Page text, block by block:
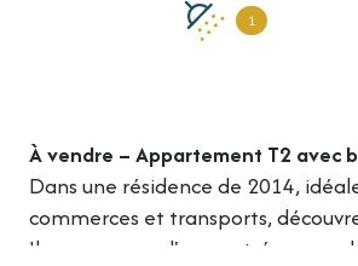
1
À vendre – Appartement T2 avec
Dans une résidence de 2014,
commerces et transports,
Il se compose d'une entrée avec